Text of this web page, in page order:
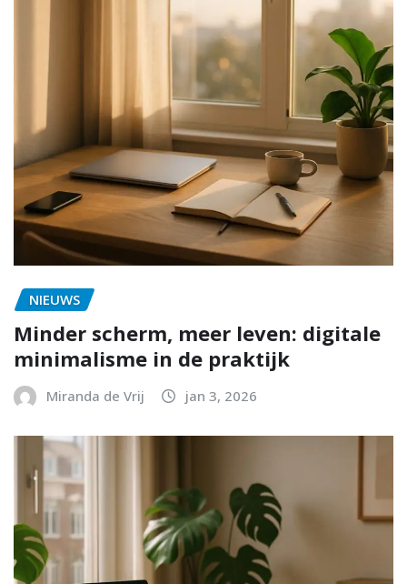
NIEUWS
Minder scherm, meer leven: digitale
minimalisme in de praktijk
Miranda de Vrij jan 3, 2026